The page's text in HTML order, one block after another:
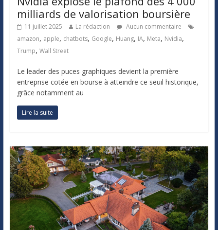
milliards de valorisation boursière
11 juillet 2025 La rédaction
Aucun commentaire
amazon, apple, chatbots, Google, Huang, IA, Meta, Nvidia,
Trump, Wall Street
Le leader des puces graphiques devient la première
entreprise cotée en bourse à atteindre ce seuil historique,
grâce notamment au
Lire la suite